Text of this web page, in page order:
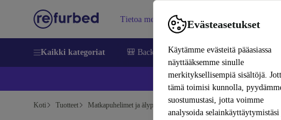
Evästeasetukset
Käytämme evästeitä pääasiassa
näyttääksemme sinulle
merkityksellisempiä sisältöjä.
tämä toimisi kunnolla,
suostumustasi, jotta voimme
analysoida selainkäyttäytymistäsi
Tietoa meistä Myy Apua
Kaikki kategoriat 🎒 Back to school Matkapuhelimet ja
📱
Koti Tuotteet Matkapuhelimet ja älypuhelimet Huawei-puhelimet